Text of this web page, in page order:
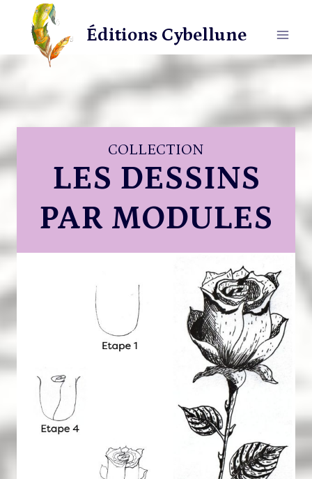
contenu
Éditions Cybellune
COLLECTION
LES DESSINS
PAR MODULES